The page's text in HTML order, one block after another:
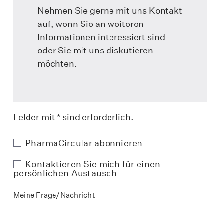
Nehmen Sie gerne mit uns Kontakt
auf, wenn Sie an weiteren
Informationen interessiert sind
oder Sie mit uns diskutieren
möchten.
Felder mit * sind erforderlich.
PharmaCircular abonnieren
Kontaktieren Sie mich für einen
persönlichen Austausch
Meine Frage/Nachricht